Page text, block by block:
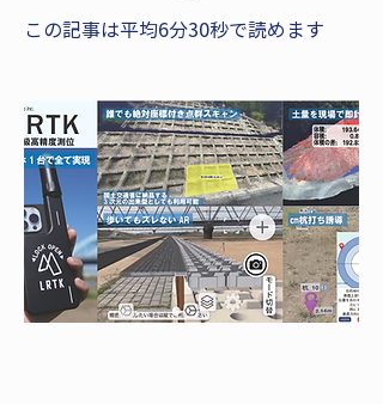
この記事は平均6分30秒で読めます